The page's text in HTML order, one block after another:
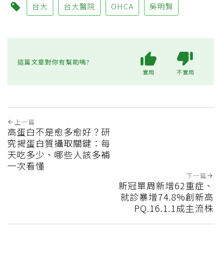
台大 台大醫院 OHCA 吳明賢
這篇文章對你有幫助嗎?
實用 不實用
上一篇
高蛋白不是愈多愈好？研
究揭蛋白質攝取關鍵：每
天吃多少、哪些人該多補
一次看懂
下一篇
新冠單周新增62重症、
就診暴增74.8%創新高
PQ.16.1.1成主流株